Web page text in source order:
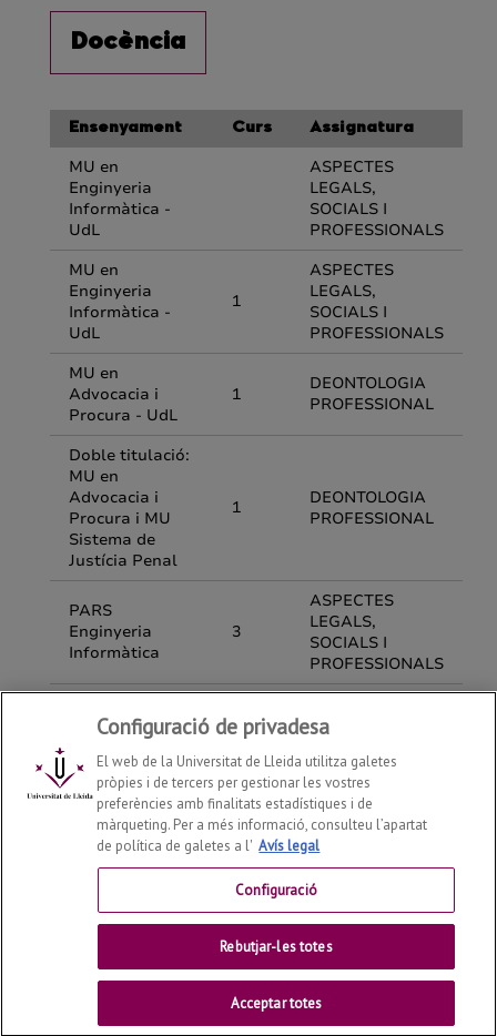
Departament d'Enginyeria Informàtica i Disseny Digital
© | Telf: +34 973 70 27 55
Contactar
Universitat de Lleida
Configuració de privadesa
El web de la Universitat de Lleida utilitza galetes
pròpies i de tercers per gestionar les vostres
preferències amb finalitats estadístiques i de
màrqueting. Per a més informació, consulteu l’apartat
de política de galetes a l' Avís legal
Configuració
Rebutjar-les totes
Acceptar totes